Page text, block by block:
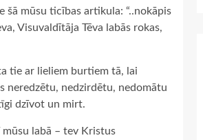
mūsu ticības artikula: “..nokāpis
Visuvaldītāja Tēva labās rokas,
tie ar lieliem burtiem tā, lai
neredzētu, nedzirdētu, nedomātu
dzīvot un mirt.
mūsu labā – tev Kristus